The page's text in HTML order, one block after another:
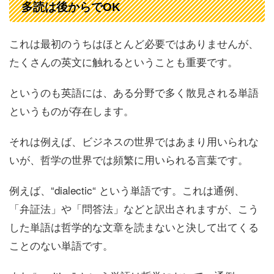
多読は後からでOK
これは最初のうちはほとんど必要ではありませんが、
たくさんの英文に触れるということも重要です。
というのも英語には、ある分野で多く散見される単語
というものが存在します。
それは例えば、ビジネスの世界ではあまり用いられな
いが、哲学の世界では頻繁に用いられる言葉です。
例えば、“dialectic“ という単語です。これは通例、
「弁証法」や「問答法」などと訳出されますが、こう
した単語は哲学的な文章を読まないと決して出てくる
ことのない単語です。